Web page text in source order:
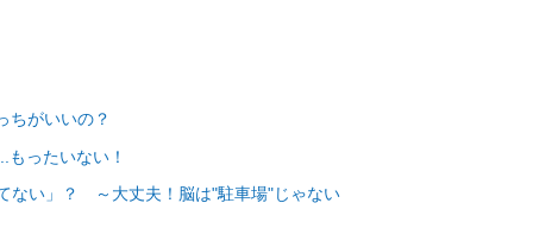
がいいの？
ったいない！
い」？ ～大丈夫！脳は"駐車場"じゃない